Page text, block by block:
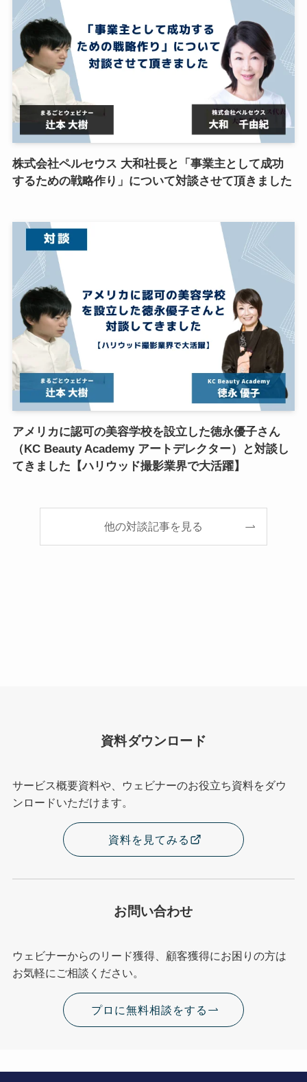
株式会社ペルセウス 大和社長と「事業主として成功
するための戦略作り」について対談させて頂きました
アメリカに認可の美容学校を設立した徳永優子さん
（KC Beauty Academy アートデレクター）と対談し
てきました【ハリウッド撮影業界で大活躍】
他の対談記事を見る
資料ダウンロード
サービス概要資料や、ウェビナーのお役立ち資料をダウ
ンロードいただけます。
資料を見てみる
お問い合わせ
ウェビナーからのリード獲得、顧客獲得にお困りの方は
お気軽にご相談ください。
プロに無料相談をする